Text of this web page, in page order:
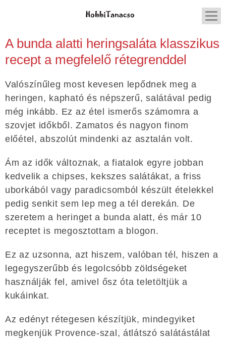
A bunda alatti heringsaláta klasszikus
recept a megfelelő rétegrenddel
Valószínűleg most kevesen lepődnek meg a
heringen, kapható és népszerű, salátával pedig
még inkább. Ez az étel ismerős számomra a
szovjet időkből. Zamatos és nagyon finom
előétel, abszolút mindenki az asztalán volt.
Ám az idők változnak, a fiatalok egyre jobban
kedvelik a chipses, kekszes salátákat, a friss
uborkából vagy paradicsomból készült ételekkel
pedig senkit sem lep meg a tél derekán. De
szeretem a heringet a bunda alatt, és már 10
receptet is megosztottam a blogon.
Ez az uzsonna, azt hiszem, valóban tél, hiszen a
legegyszerűbb és legolcsóbb zöldségeket
használják fel, amivel ősz óta teletöltjük a
kukáinkat.
Az edényt rétegesen készítjük, mindegyiket
megkenjük Provence-szal, átlátszó salátástálat